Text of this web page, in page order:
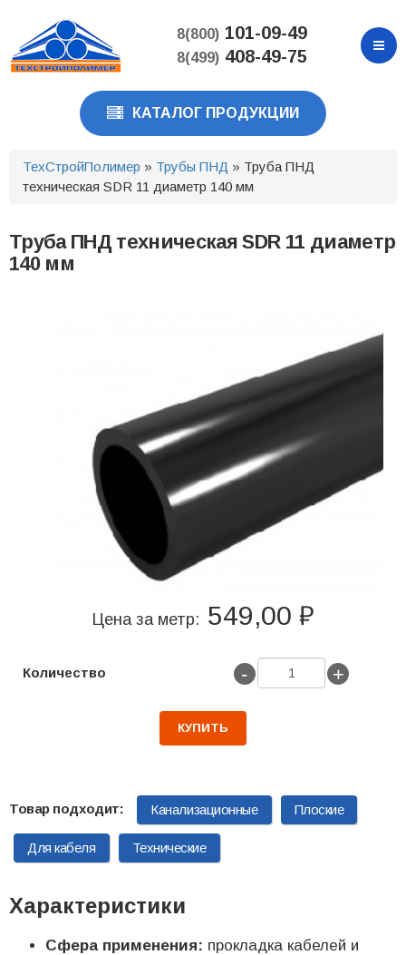
основному
содержанию
8(800)101-09-49
8(499)408-49-75
КАТАЛОГ ПРОДУКЦИИ
ТехСтройПолимер » Трубы ПНД » Труба ПНД
техническая SDR 11 диаметр 140 мм
Труба ПНД техническая SDR 11 диаметр
140 мм
Цена за метр: 549,00 ₽
Количество - +
КУПИТЬ
Канализационные Плоские
Для кабеля Технические
Характеристики
Сфера применения: прокладка кабелей и